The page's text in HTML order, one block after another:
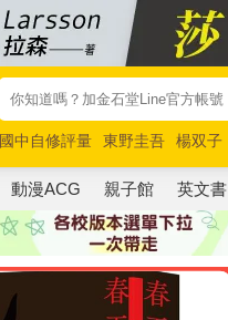
國中自修評量 東野圭吾 楊双子
唯紅花綻放
奧德賽 路邊攤新作
動漫ACG 親子館 英文書